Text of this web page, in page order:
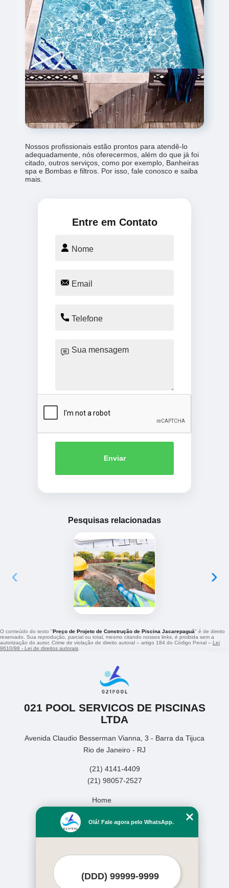
Nossos profissionais estão prontos para atendê-lo
adequadamente, nós oferecermos, além do que já foi
citado, outros serviços, como por exemplo, Banheiras
spa e Bombas e filtros. Por isso, fale conosco e saiba
mais.
Entre em Contato
Enviar
Pesquisas relacionadas
‹ ›
O conteúdo do texto " Preço de Projeto de Construção de Piscina Jacarepaguá" é de direito
reservado. Sua reprodução, parcial ou total, mesmo citando nossos links, é proibida sem a
autorização do autor. Crime de violação de direito autoral – artigo 184 do Código Penal – Lei
9610/98 - Lei de direitos autorais.
021 POOL SERVICOS DE PISCINAS
LTDA
Avenida Claudio Besserman Vianna, 3 - Barra da Tijuca
Rio de Janeiro - RJ
(21) 4141-4409
(21) 98057-2527
Home
Missão
Olá! Fale agora pelo WhatsApp.